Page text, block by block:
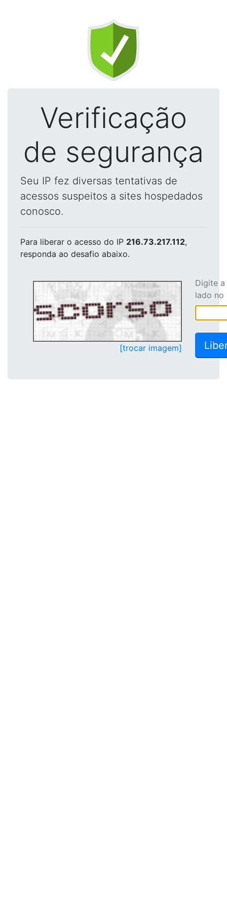
Verificação
de segurança
Seu IP fez diversas tentativas de
acessos suspeitos a sites hospedados
conosco.
Para liberar o acesso do IP 216.73.217.112,
responda ao desafio abaixo.
[trocar imagem]
Digite
lado no